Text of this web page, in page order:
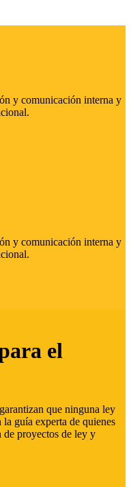
y comunicación interna y
y comunicación interna y
el
que ninguna ley
guía experta de quienes
de proyectos de ley y